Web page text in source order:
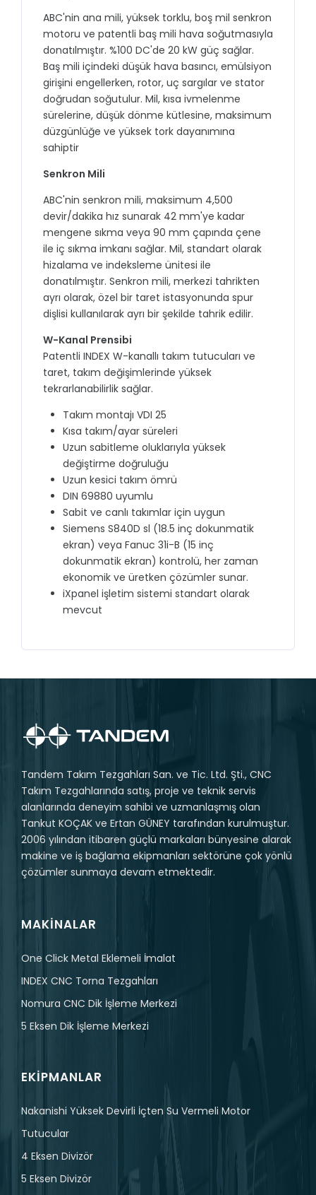
ABC'nin ana mili, yüksek torklu, boş mil senkron
motoru ve patentli baş mili hava soğutmasıyla
donatılmıştır. %100 DC'de 20 kW güç sağlar.
Baş mili içindeki düşük hava basıncı, emülsiyon
girişini engellerken, rotor, uç sargılar ve stator
doğrudan soğutulur. Mil, kısa ivmelenme
sürelerine, düşük dönme kütlesine, maksimum
düzgünlüğe ve yüksek tork dayanımına
sahiptir
Senkron Mili
ABC'nin senkron mili, maksimum 4,500
devir/dakika hız sunarak 42 mm'ye kadar
mengene sıkma veya 90 mm çapında çene
ile iç sıkma imkanı sağlar. Mil, standart olarak
hizalama ve indeksleme ünitesi ile
donatılmıştır. Senkron mili, merkezi tahrikten
ayrı olarak, özel bir taret istasyonunda spur
dişlisi kullanılarak ayrı bir şekilde tahrik edilir.
W-Kanal Prensibi
Patentli INDEX W-kanallı takım tutucuları ve
taret, takım değişimlerinde yüksek
tekrarlanabilirlik sağlar.
Takım montajı VDI 25
Kısa takım/ayar süreleri
Uzun sabitleme oluklarıyla yüksek
değiştirme doğruluğu
Uzun kesici takım ömrü
DIN 69880 uyumlu
Sabit ve canlı takımlar için uygun
Siemens S840D sl (18.5 inç dokunmatik
ekran) veya Fanuc 31i-B (15 inç
dokunmatik ekran) kontrolü, her zaman
ekonomik ve üretken çözümler sunar.
iXpanel işletim sistemi standart olarak
mevcut
Tandem Takım Tezgahları San. ve Tic. Ltd. Şti., CNC
Takım Tezgahlarında satış, proje ve teknik servis
alanlarında deneyim sahibi ve uzmanlaşmış olan
Tankut KOÇAK ve Ertan GÜNEY tarafından kurulmuştur.
2006 yılından itibaren güçlü markaları bünyesine alarak
makine ve iş bağlama ekipmanları sektörüne çok yönlü
çözümler sunmaya devam etmektedir.
MAKINALAR
One Click Metal Eklemeli İmalat
INDEX CNC Torna Tezgahları
Nomura CNC Dik İşleme Merkezi
5 Eksen Dik İşleme Merkezi
EKIPMANLAR
Nakanishi Yüksek Devirli İçten Su Vermeli Motor
Tutucular
4 Eksen Divizör
5 Eksen Divizör